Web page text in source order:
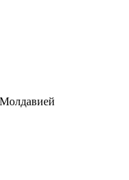
Молдавией